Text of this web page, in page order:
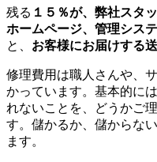
残る １５％が、弊社スタ
ホームページ、管理シス
と、 お客様にお届けする
修理費用は職人さんや、
かっています。基本的に
れないことを、どうかご
す。儲かるか、儲からな
ます。